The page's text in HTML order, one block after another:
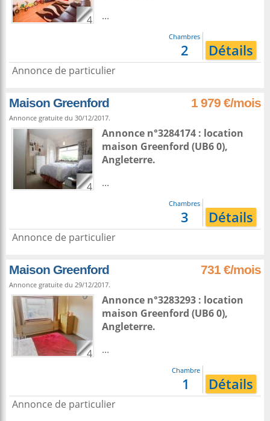
4
...
Chambres
2 Détails
Annonce de particulier
Maison Greenford 1 979 €/mois
Annonce gratuite du 30/12/2017.
4
Annonce n°3284174 : location
maison Greenford (UB6 0),
Angleterre.
...
Chambres
3 Détails
Annonce de particulier
Maison Greenford 731 €/mois
Annonce gratuite du 29/12/2017.
4
Annonce n°3283293 : location
maison Greenford (UB6 0),
Angleterre.
...
Chambre
1 Détails
Annonce de particulier